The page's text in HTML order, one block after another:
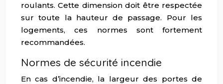
roulants. Cette dimension doit être respectée
sur toute la hauteur de passage. Pour les
logements, ces normes sont fortement
recommandées.
Normes de sécurité incendie
En cas d’incendie, la largeur des portes de